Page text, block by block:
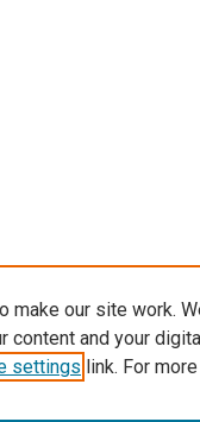
make our site work.
and your
settings link. For